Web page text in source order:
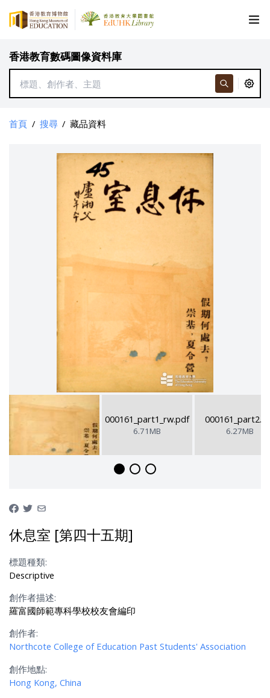
香港教育數碼圖像資料庫
首頁 / 搜尋 / 藏品資料
000161_part1_rw.pdf
6.71MB 6.27MB
休息室 [第四十五期]
標題種類:
Descriptive
創作者描述:
羅富國師範專科學校校友會編印
創作者:
Northcote College of Education Past Students' Association
創作地點:
Hong Kong, China